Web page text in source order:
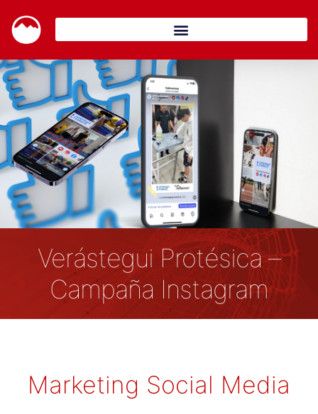
Verástegui Protésica –
Campaña Instagram
Marketing Social Media